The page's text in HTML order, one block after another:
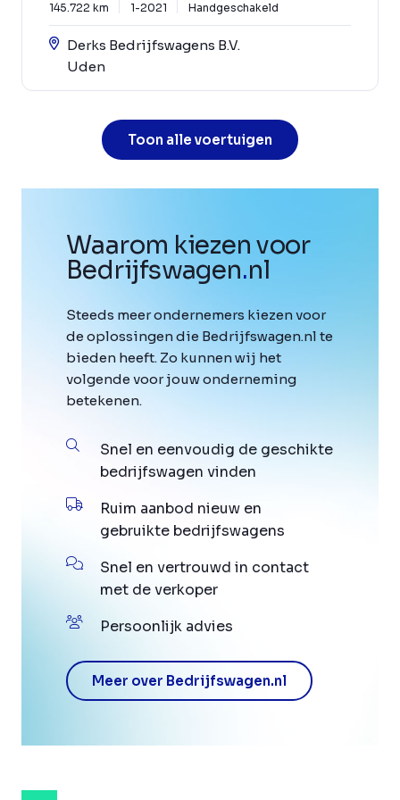
145.722 km 1-2021 Handgeschakeld
Derks Bedrijfswagens B.V.
Uden
Toon alle voertuigen
Waarom kiezen voor
Bedrijfswagen.nl
Steeds meer ondernemers kiezen voor
de oplossingen die Bedrijfswagen.nl te
bieden heeft. Zo kunnen wij het
volgende voor jouw onderneming
betekenen.
Snel en eenvoudig de geschikte
bedrijfswagen vinden
Ruim aanbod nieuw en
gebruikte bedrijfswagens
Snel en vertrouwd in contact
met de verkoper
Persoonlijk advies
Meer over Bedrijfswagen.nl